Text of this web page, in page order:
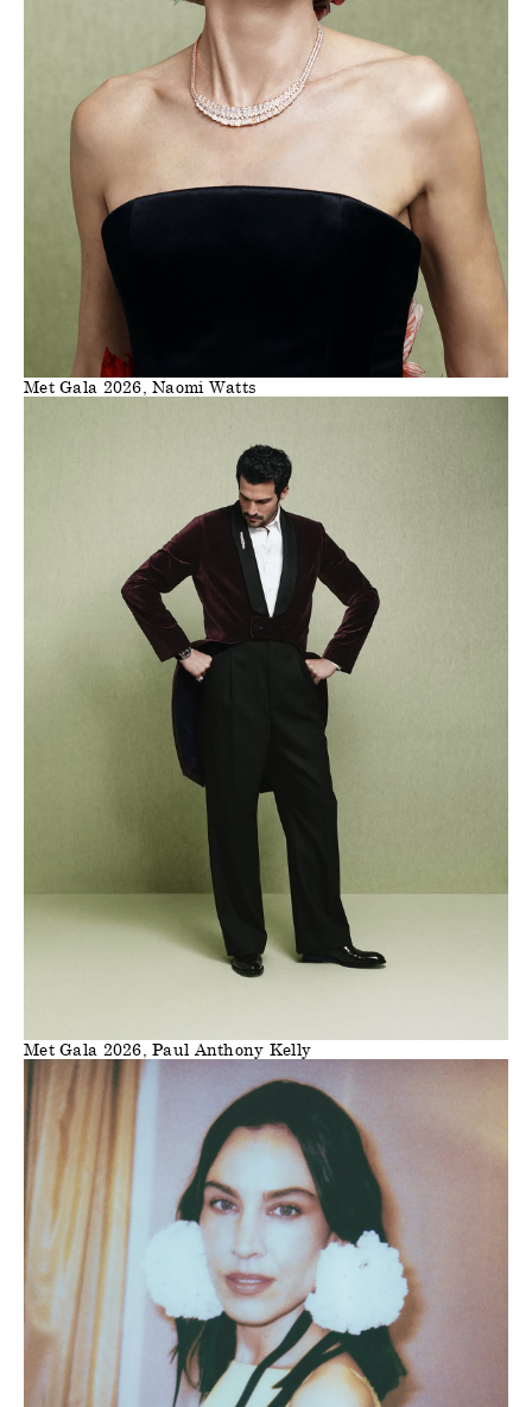
Met Gala 2026, Naomi Watts
Met Gala 2026, Paul Anthony Kelly